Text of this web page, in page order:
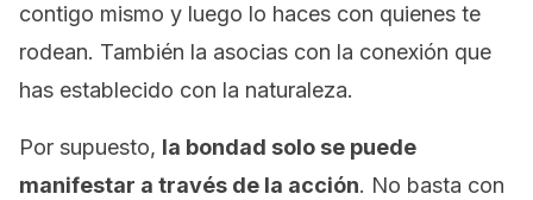
contigo mismo y luego lo haces con quienes te
rodean. También la asocias con la conexión que
has establecido con la naturaleza.
Por supuesto, la bondad solo se puede
manifestar a través de la acción. No basta con